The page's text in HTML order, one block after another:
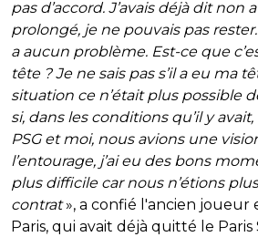
pas d’accord. J’avais déjà dit non
prolongé, je ne pouvais pas
a aucun problème. Est-ce que
tête ? Je ne sais pas s’il a eu ma
situation ce n’était plus possible
si, dans les conditions qu’il y
PSG et moi, nous avions une
l’entourage, j’ai eu des bons
plus difficile car nous n’étions
contrat», a confié l'ancien
Paris, qui avait déjà quitté le